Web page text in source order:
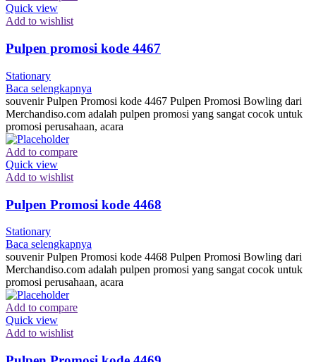
Quick view
Add to wishlist
Pulpen promosi kode 4467
Stationary
Baca selengkapnya
souvenir Pulpen Promosi kode 4467 Pulpen Promosi Bowling dari
Merchandiso.com adalah pulpen promosi yang sangat cocok untuk
promosi perusahaan, acara
Add to compare
Quick view
Add to wishlist
Pulpen Promosi kode 4468
Stationary
Baca selengkapnya
souvenir Pulpen Promosi kode 4468 Pulpen Promosi Bowling dari
Merchandiso.com adalah pulpen promosi yang sangat cocok untuk
promosi perusahaan, acara
Add to compare
Quick view
Add to wishlist